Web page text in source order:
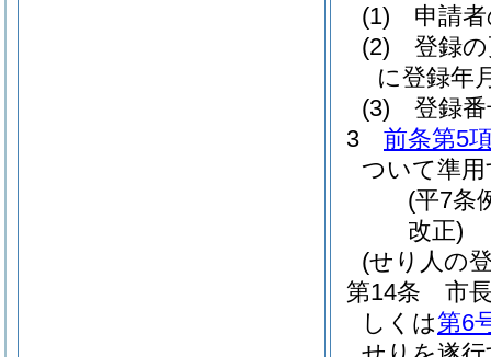
(1)
申請
(2)
登録
に登録年
(3)
登録
3
前条第5
ついて準
(平7条
改正)
(せり人の
第14条
市
しくは第6